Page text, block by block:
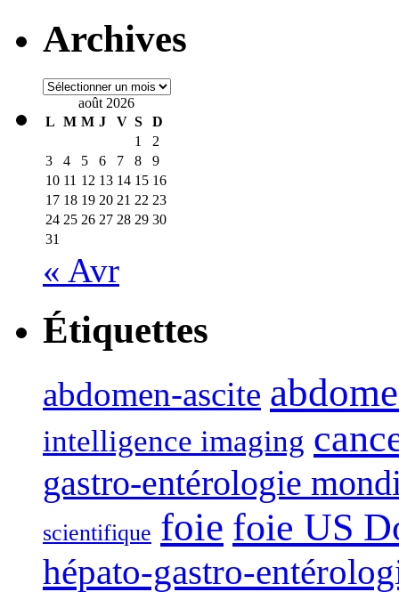
Archives
Archives
août 2026
L M M J V S
D
1
2
3
4 5 6 7 8
9
10 11 12 13 14 15 16
17 18 19 20 21 22 23
24 25 26 27 28 29 30
31
« Avr
Étiquettes
abdomen-ascite
intelligence imaging
gastro-entérologie
scientifique foie foie US
hépato-gastro-